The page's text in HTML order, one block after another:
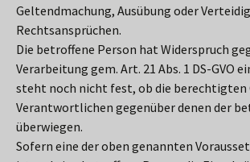
Geltendmachung, Ausübung oder
Rechtsansprüchen.
Die betroffene Person hat Widerspruch
Verarbeitung gem. Art. 21 Abs. 1 DS-GVO
steht noch nicht fest, ob die berechtigten
Verantwortlichen gegenüber denen der
überwiegen.
Sofern eine der oben genannten